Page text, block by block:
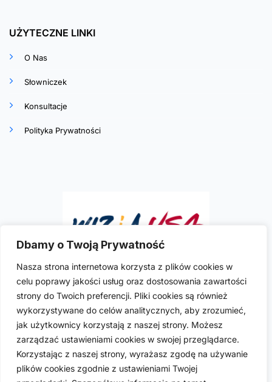
Dbamy o Twoją Prywatność
Nasza strona internetowa korzysta z plików cookies w
celu poprawy jakości usług oraz dostosowania zawartości
strony do Twoich preferencji. Pliki cookies są również
wykorzystywane do celów analitycznych, aby zrozumieć,
jak użytkownicy korzystają z naszej strony. Możesz
zarządzać ustawieniami cookies w swojej przeglądarce.
Korzystając z naszej strony, wyrażasz zgodę na używanie
plików cookies zgodnie z ustawieniami Twojej
UŻYTECZNE LINKI
O Nas
Słowniczek
Konsultacje
Polityka Prywatności
Ilona R. Szymkowiczto doświadczona i
wykwalifikowana polska prawniczka imigracyjna
praktykująca w USA. Posiada licencje do wykonywania
zawodu w sześciu stanach USA: Kalifornii, Kolorado,
Florydzie, Nevadzie, Nowym Jorku i Teksasie.